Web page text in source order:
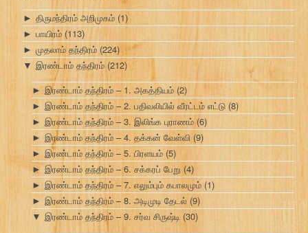
► திருமந்திரம் அறிமுகம் (1)
► பாயிரம் (113)
► முதலாம் தந்திரம் (224)
▼ இரண்டாம் தந்திரம் (212)
► இரண்டாம் தந்திரம் – 1. அகத்தியம் (2)
► இரண்டாம் தந்திரம் – 2. பதிவலியில் வீரட்டம் எட்டு (8)
► இரண்டாம் தந்திரம் – 3. இலிங்க புராணம் (6)
► இரண்டாம் தந்திரம் – 4. தக்கன் வேள்வி (9)
► இரண்டாம் தந்திரம் – 5. பிரளயம் (5)
► இரண்டாம் தந்திரம் – 6. சக்கரப் பேறு (4)
► இரண்டாம் தந்திரம் – 7. எலும்பும் கபாலமும் (1)
► இரண்டாம் தந்திரம் – 8. அடிமுடி தேடல் (9)
▼ இரண்டாம் தந்திரம் – 9. சர்வ சிருஷ்டி (30)